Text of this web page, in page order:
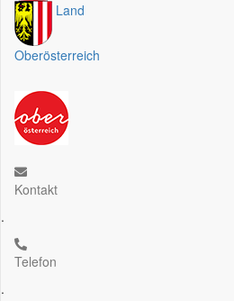
Land
Oberösterreich
Kontakt
.
Telefon
.